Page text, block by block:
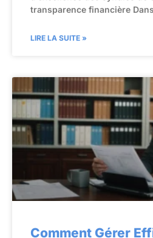
transparence financière
LIRE LA SUITE »
Comment Gérer